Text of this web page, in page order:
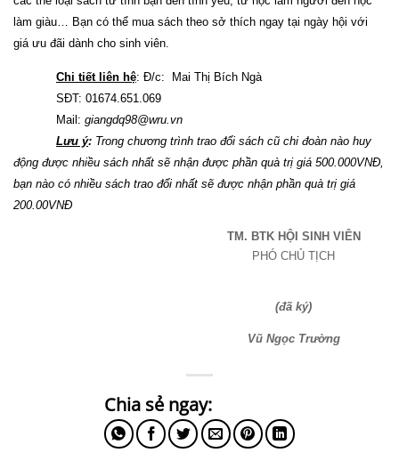
làm giàu… Bạn có thể mua sách theo sở thích ngay tại ngày hội với
giá ưu đãi dành cho sinh viên.
Chi tiết liên hệ: Đ/c:
Mai Thị Bích Ngà
SĐT: 01674.651.069
Mail: giangdq98@wru.vn
Lưu ý: Trong chương trình trao đổi sách cũ chi đoàn nào huy
động được nhiều sách nhất sẽ nhận được phần quà trị giá 500.000VNĐ,
bạn nào có nhiều sách trao đổi nhất sẽ được nhận phần quà trị giá
200.00VNĐ
TM. BTK HỘI SINH VIÊN
PHÓ CHỦ TỊCH
(đã ký)
Vũ Ngọc Trường